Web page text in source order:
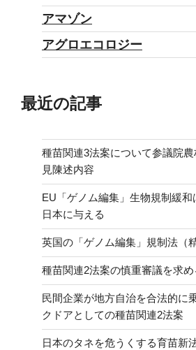
アマゾン
アグロエコロジー
最近の記事
種苗関連3法案について参議院
見陳述内容
EU「ゲノム編集」生物規制緩
日本に与える
英国の「ゲノム編集」規制法（
種苗関連2法案の慎重審議を求
民間企業が地方自治を合法的に
クドアとしての種苗関連2法案
日本のタネを危うくする育苗新